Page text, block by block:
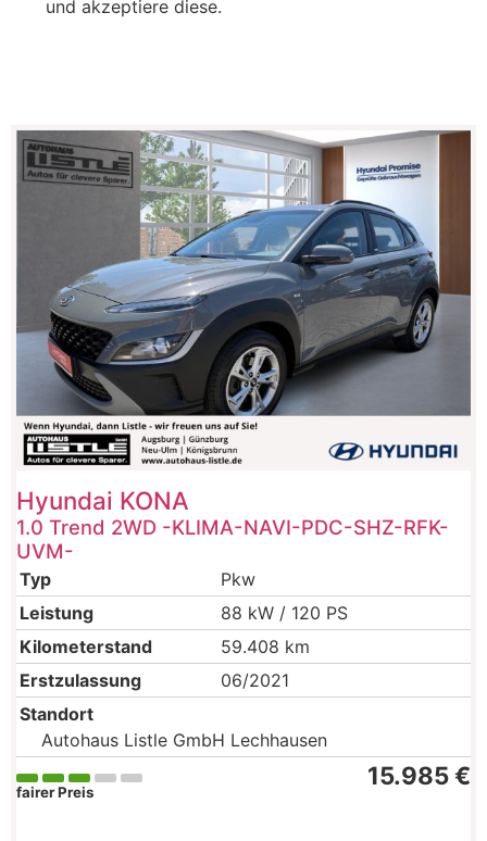
und akzeptiere diese.
Hyundai KONA
1.0 Trend 2WD -KLIMA-NAVI-PDC-SHZ-RFK-
UVM-
Typ
Pkw
Leistung
88 kW / 120 PS
Kilometerstand
59.408 km
Erstzulassung
06/2021
Standort
Autohaus Listle GmbH Lechhausen
15.985 €
fairer Preis